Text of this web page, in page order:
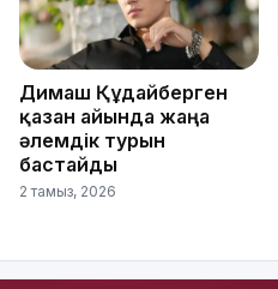
Димаш Құдайберген
қазан айында жаңа
әлемдік турын
бастайды
2 тамыз, 2026